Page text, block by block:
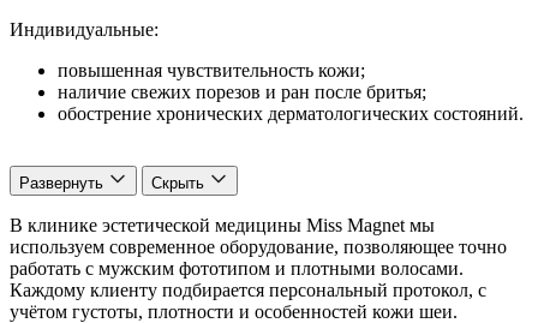
Индивидуальные:
повышенная чувствительность кожи;
наличие свежих порезов и ран после бритья;
обострение хронических дерматологических состояний.
Развернуть Скрыть
В клинике эстетической медицины Miss Magnet мы
используем современное оборудование, позволяющее точно
работать с мужским фототипом и плотными волосами.
Каждому клиенту подбирается персональный протокол, с
учётом густоты, плотности и особенностей кожи шеи.